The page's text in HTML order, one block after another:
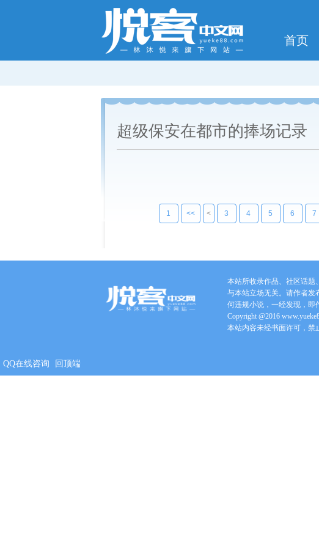
首页
超级保安在都市的捧场记录
1 << < 3 4 5 6 7
本站所收录作品、社区话题
与本站立场无关。请作者发
何违规小说，一经发现，即
Copyright @2016
本站内容未经书面许可，禁
QQ在线咨询 回顶端